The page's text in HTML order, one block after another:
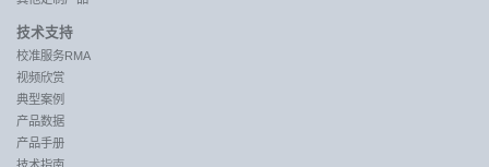
技术支持
校准服务RMA
视频欣赏
典型案例
产品数据
产品手册